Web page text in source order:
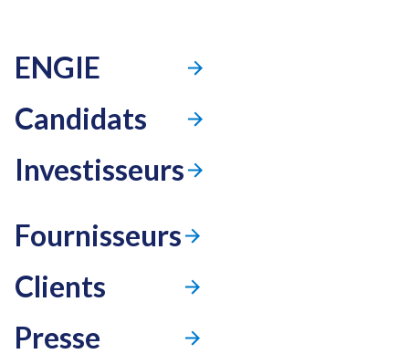
ENGIE
Candidats
Investisseurs
Fournisseurs
Clients
Presse